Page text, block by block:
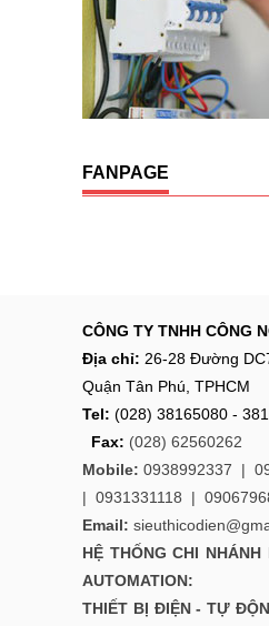
FANPAGE
CÔNG TY TNHH CÔNG
Địa chỉ: 26-28 Đường
Quận Tân Phú, TPHCM
Tel: (028) 38165080 -
Fax: (028) 62560262
Mobile: 0938992337 |
| 0931331118 |
Email:
HỆ THỐNG CHI NHÁNH
AUTOMATION:
THIẾT BỊ ĐIỆN - TỰ